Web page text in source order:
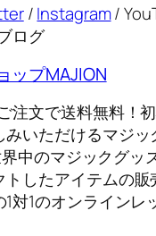
/Instagram/
ログ
ップMAJION
注文で送料無料！
みいただけるマジ
界中のマジックグッ
トしたアイテムの販
対1のオンラインレ